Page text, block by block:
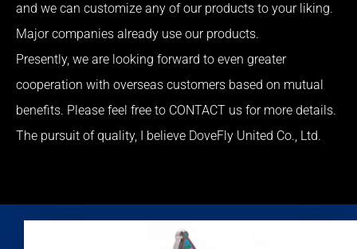
and we can customize any of our products to your liking.
Major companies already use our products.
Presently, we are looking forward to even greater
cooperation with overseas customers based on mutual
benefits. Please feel free to CONTACT us for more details.
The pursuit of quality, I believe DoveFly United Co., Ltd.